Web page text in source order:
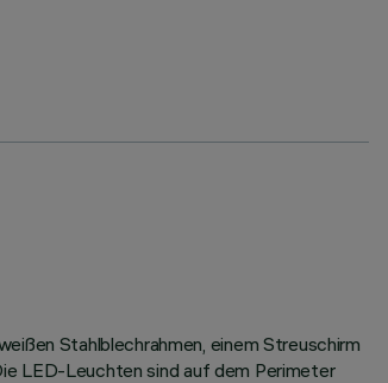
Stahlblechrahmen, einem Streuschirm
LED-Leuchten sind auf dem Perimeter